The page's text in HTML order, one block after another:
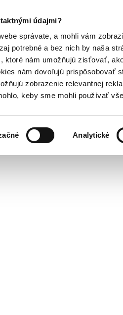
údajmi?
správate, a mohli vám
potrebné a bez nich by naša
ktoré nám umožňujú zisťovať,
nám dovoľujú prispôsobovať
zobrazenie relevantnej
keby sme mohli používať
Analytické